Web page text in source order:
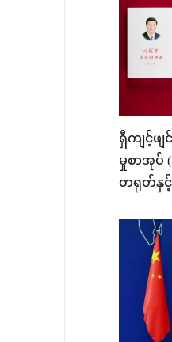
ရှီကျင့်ဖ
မှုစာအုပ်
တရုတ်နှင့်